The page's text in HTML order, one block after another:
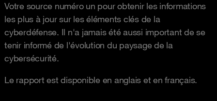
Votre source numéro un pour obtenir les informations
les plus à jour sur les éléments clés de la
cyberdéfense. Il n'a jamais été aussi important de se
tenir informé de l'évolution du paysage de la
cybersécurité.
Le rapport est disponible en anglais et en français.